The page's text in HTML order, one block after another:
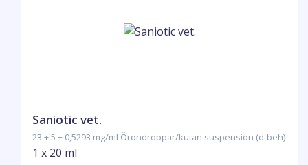
Saniotic vet.
23 + 5 + 0,5293 mg/ml Örondroppar/kutan suspension (d-beh)
1 x 20 ml